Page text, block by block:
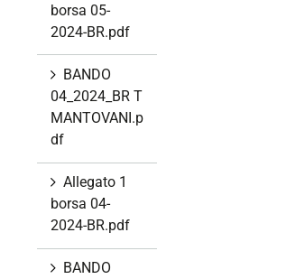
borsa 05-
2024-BR.pdf
BANDO
04_2024_BR T
MANTOVANI.p
df
Allegato 1
borsa 04-
2024-BR.pdf
BANDO